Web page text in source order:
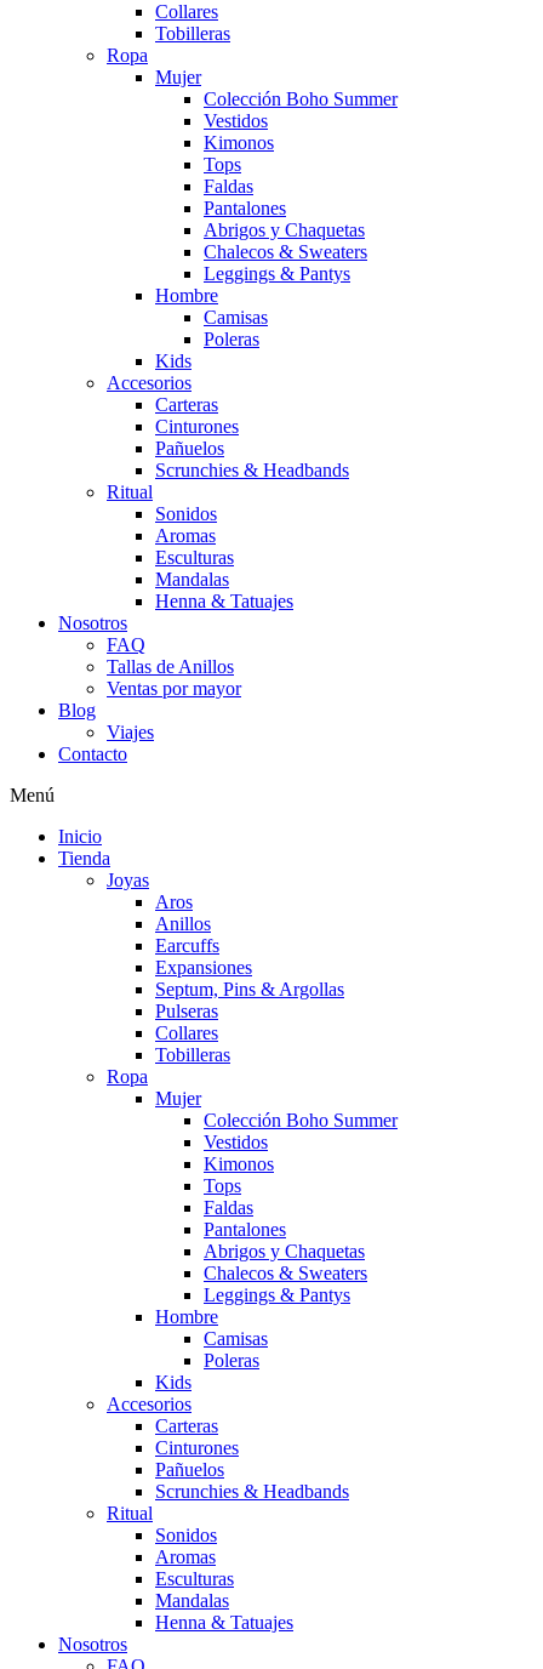
Collares
Tobilleras
Ropa
Mujer
Colección Boho Summer
Vestidos
Kimonos
Tops
Faldas
Pantalones
Abrigos y Chaquetas
Chalecos & Sweaters
Leggings & Pantys
Hombre
Camisas
Poleras
Kids
Accesorios
Carteras
Cinturones
Pañuelos
Scrunchies & Headbands
Ritual
Sonidos
Aromas
Esculturas
Mandalas
Henna & Tatuajes
Nosotros
FAQ
Tallas de Anillos
Ventas por mayor
Blog
Viajes
Contacto
Menú
Inicio
Tienda
Joyas
Aros
Anillos
Earcuffs
Expansiones
Septum, Pins & Argollas
Pulseras
Collares
Tobilleras
Ropa
Mujer
Colección Boho Summer
Vestidos
Kimonos
Tops
Faldas
Pantalones
Abrigos y Chaquetas
Chalecos & Sweaters
Leggings & Pantys
Hombre
Camisas
Poleras
Kids
Accesorios
Carteras
Cinturones
Pañuelos
Scrunchies & Headbands
Ritual
Sonidos
Aromas
Esculturas
Mandalas
Henna & Tatuajes
Nosotros